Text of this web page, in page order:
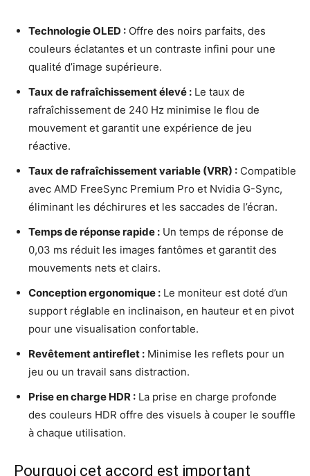
Technologie OLED : Offre des noirs parfaits, des
couleurs éclatantes et un contraste infini pour une
qualité d’image supérieure.
Taux de rafraîchissement élevé : Le taux de
rafraîchissement de 240 Hz minimise le flou de
mouvement et garantit une expérience de jeu
réactive.
Taux de rafraîchissement variable (VRR) : Compatible
avec AMD FreeSync Premium Pro et Nvidia G-Sync,
éliminant les déchirures et les saccades de l’écran.
Temps de réponse rapide : Un temps de réponse de
0,03 ms réduit les images fantômes et garantit des
mouvements nets et clairs.
Conception ergonomique : Le moniteur est doté d’un
support réglable en inclinaison, en hauteur et en pivot
pour une visualisation confortable.
Revêtement antireflet : Minimise les reflets pour un
jeu ou un travail sans distraction.
Prise en charge HDR : La prise en charge profonde
des couleurs HDR offre des visuels à couper le souffle
à chaque utilisation.
Pourquoi cet accord est important